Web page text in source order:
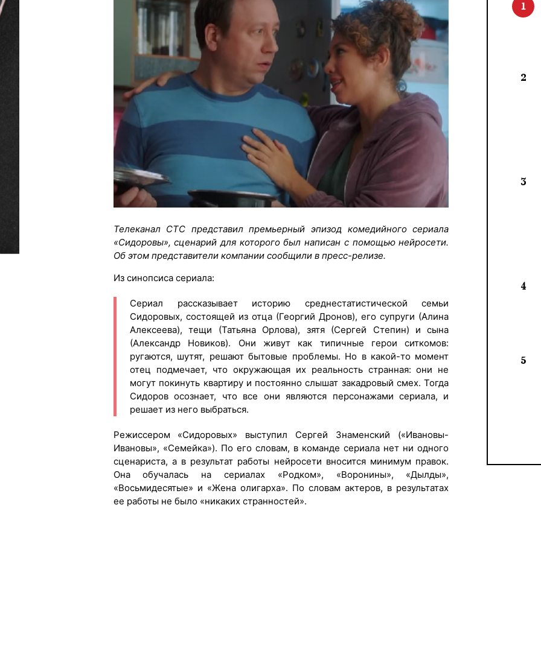
Телеканал СТС представил премьерный эпизод комедийного сериала
«Сидоровы», сценарий для которого был написан с помощью нейросети.
Об этом представители компании сообщили в пресс-релизе.
Из синопсиса сериала:
Сериал рассказывает историю среднестатистической семьи
Сидоровых, состоящей из отца (Георгий Дронов), его супруги (Алина
Алексеева), тещи (Татьяна Орлова), зятя (Сергей Степин) и сына
(Александр Новиков). Они живут как типичные герои ситкомов:
ругаются, шутят, решают бытовые проблемы. Но в какой-то момент
отец подмечает, что окружающая их реальность странная: они не
могут покинуть квартиру и постоянно слышат закадровый смех. Тогда
Сидоров осознает, что все они являются персонажами сериала, и
решает из него выбраться.
Режиссером «Сидоровых» выступил Сергей Знаменский («Ивановы-
Ивановы», «Семейка»). По его словам, в команде сериала нет ни одного
сценариста, а в результат работы нейросети вносится минимум правок.
Она обучалась на сериалах «Родком», «Воронины», «Дылды»,
«Восьмидесятые» и «Жена олигарха». По словам актеров, в результатах
ее работы не было «никаких странностей».
1
2
3
4
5